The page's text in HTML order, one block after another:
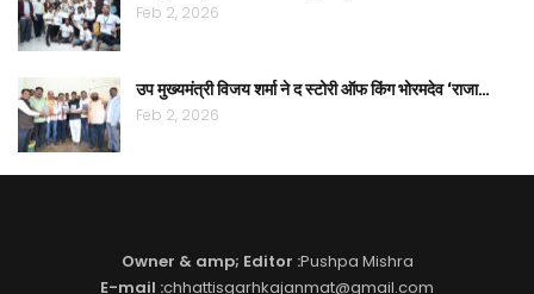
Feb 2, 2026
उप मुख्यमंत्री विजय शर्मा ने द स्टोरी ऑफ किंग भोरमदेव ‘राजा…
Feb 2, 2026
Owner & amp; Editor :Pushpa Mishra
E-mail :chhattisgarhkajanmat@gmail.com